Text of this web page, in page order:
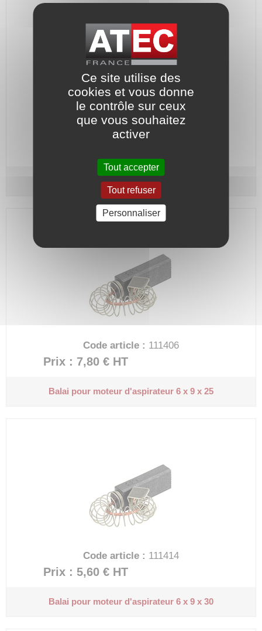
Code article :111392
Balai pour moteur d'aspirateur
Code article : 111406
Prix : 7,80 € HT
Balai pour moteur d'aspirateur 6 x 9 x 25
Code article : 111414
Prix : 5,60 € HT
Balai pour moteur d'aspirateur 6 x 9 x 30
Ce site utilise des
cookies et vous donne
le contrôle sur ceux
que vous souhaitez
activer
Tout accepter
Tout refuser
Personnaliser